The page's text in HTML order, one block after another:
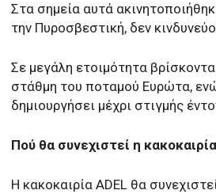
Στα σημεία αυτά
την Πυροσβεστική, δεν
Σε μεγάλη ετοιμότητα
στάθμη του ποταμού Ευρώτα,
δημιουργήσει μέχρι στιγμής
Πού θα συνεχιστεί η κακοκαιρία
H κακοκαιρία ADEL θα